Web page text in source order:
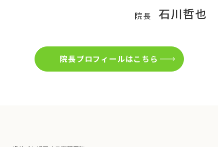
院長 石川哲也
院長プロフィールはこちら